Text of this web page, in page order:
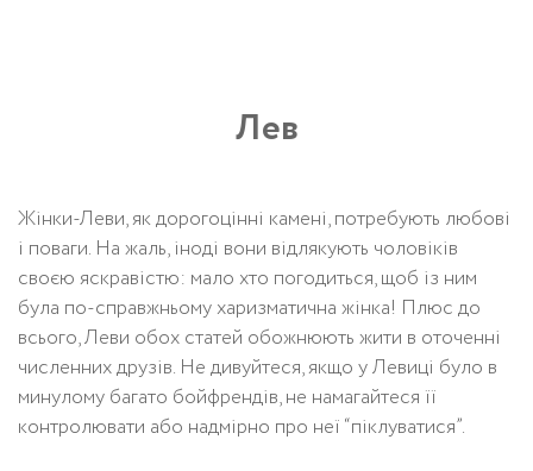
Лев
Жінки-Леви, як дорогоцінні камені, потребують любові
і поваги. На жаль, іноді вони відлякують чоловіків
своєю яскравістю: мало хто погодиться, щоб із ним
була по-справжньому харизматична жінка! Плюс до
всього, Леви обох статей обожнюють жити в оточенні
численних друзів. Не дивуйтеся, якщо у Левиці було в
минулому багато бойфрендів, не намагайтеся її
контролювати або надмірно про неї “піклуватися”.